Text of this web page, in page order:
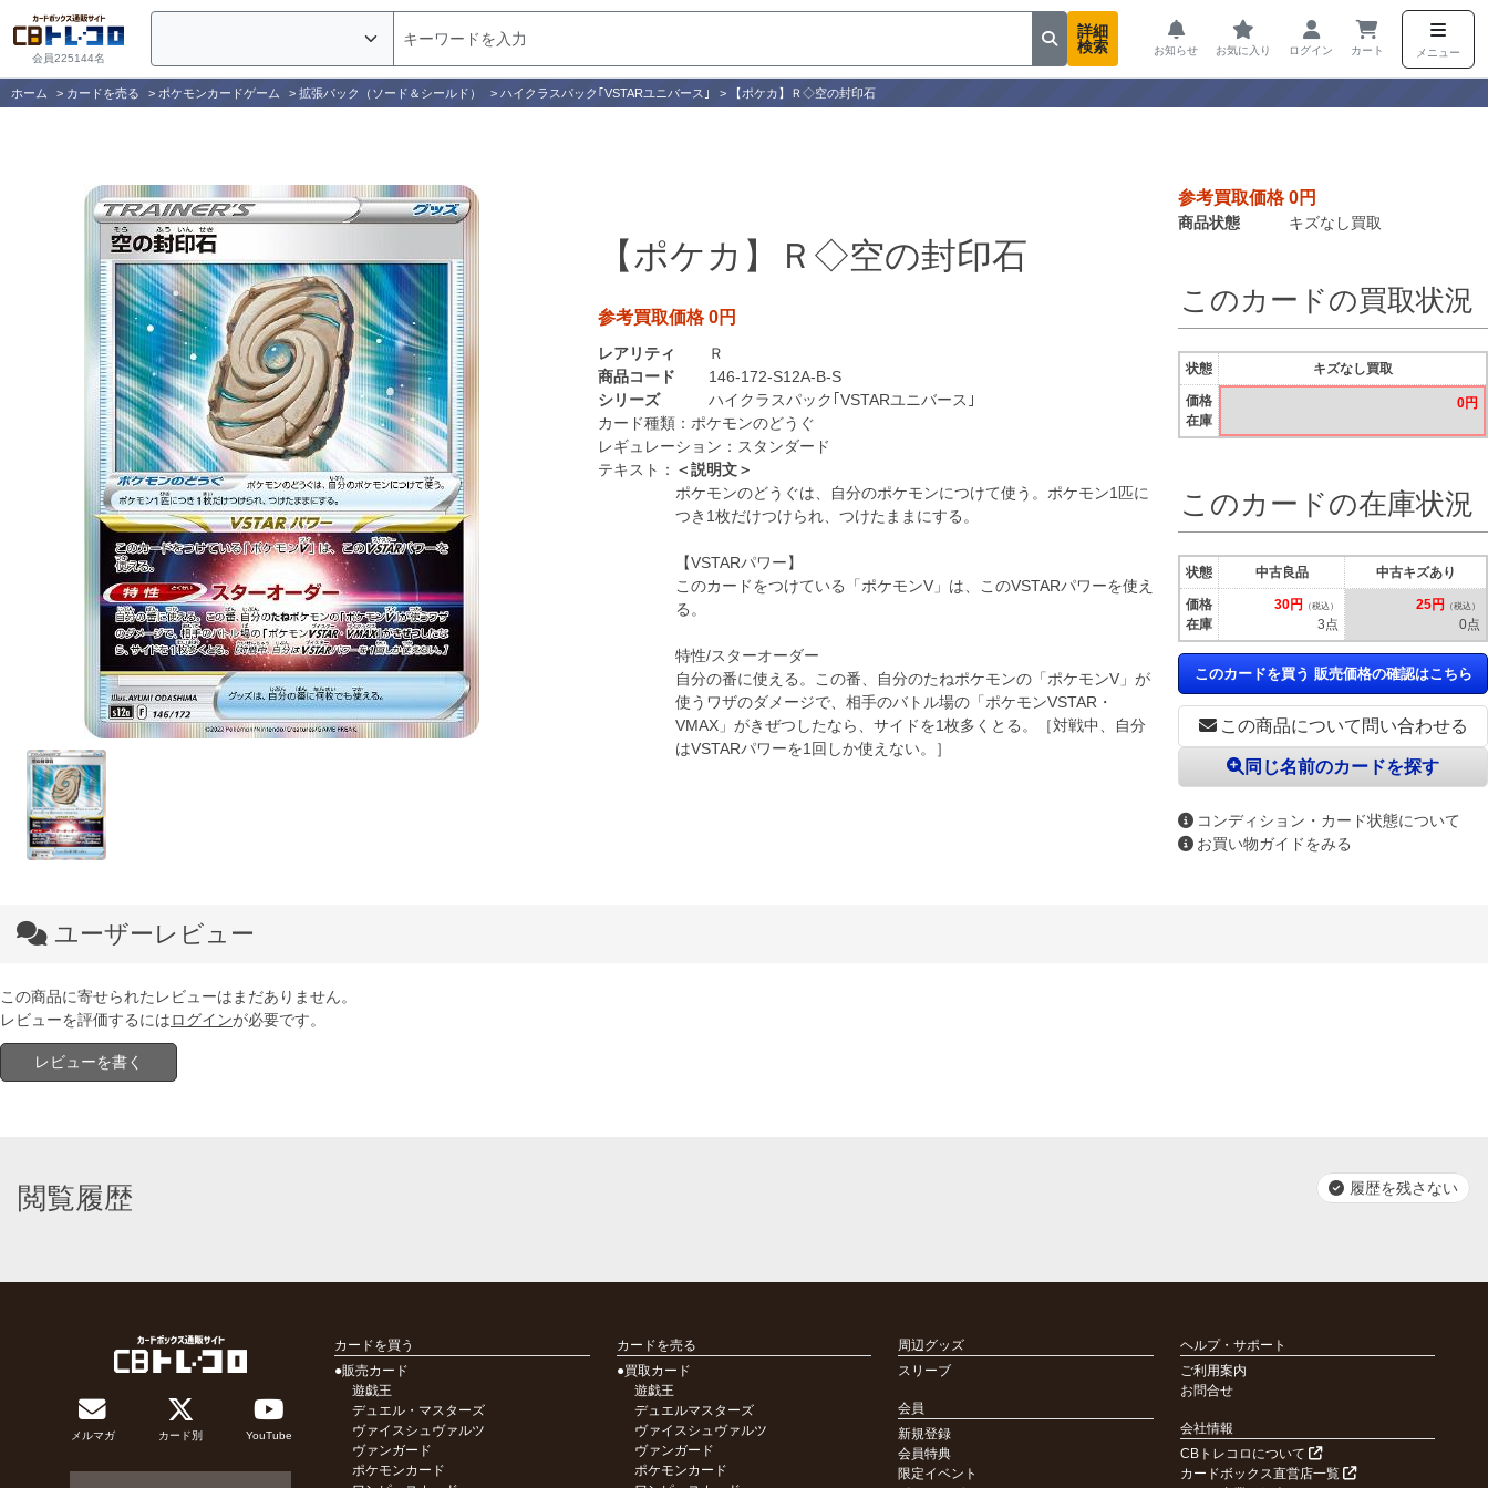
会員225144名
詳細
検索
お知らせ お気に入り ログイン カート メニュー
ホーム > カードを売る > ポケモンカードゲーム > 拡張パック（ソード＆シールド） > ハイクラスパック｢VSTARユニバース｣ > 【ポケカ】Ｒ◇空の封印石
【ポケカ】Ｒ◇空の封印石
参考買取価格 0円
レアリティ
Ｒ
商品コード
146-172-S12A-B-S
シリーズ
ハイクラスパック｢VSTARユニバース｣
カード種類： ポケモンのどうぐ
レギュレーション： スタンダード
テキスト： ＜説明文＞
ポケモンのどうぐは、自分のポケモンにつけて使う。ポケモン1匹に
つき1枚だけつけられ、つけたままにする。
【VSTARパワー】
このカードをつけている「ポケモンV」は、このVSTARパワーを使え
る。
特性/スターオーダー
自分の番に使える。この番、自分のたねポケモンの「ポケモンV」が
使うワザのダメージで、相手のバトル場の「ポケモンVSTAR・
VMAX」がきぜつしたなら、サイドを1枚多くとる。［対戦中、自分
はVSTARパワーを1回しか使えない。］
参考買取価格 0円
商品状態 キズなし買取
この商品について問い合わせる
同じ名前のカードを探す
コンディション・カード状態について
お買い物ガイドをみる
このカードの買取状況
状態
価格
在庫
キズなし買取
0円
このカードの在庫状況
状態
価格
在庫
中古良品
30円 （税込）
3点
中古キズあり
25円 （税込）
0点
このカードを買う 販売価格の確認はこちら
ユーザーレビュー
この商品に寄せられたレビューはまだありません。
レビューを評価するにはログインが必要です。
レビューを書く
閲覧履歴 履歴を残さない
メルマガ カード別 YouTube
カードを買う
●販売カード
遊戯王
デュエル・マスターズ
ヴァイスシュヴァルツ
ヴァンガード
ポケモンカード
カードを売る
●買取カード
遊戯王
デュエルマスターズ
ヴァイスシュヴァルツ
ヴァンガード
ポケモンカード
周辺グッズ
スリーブ
会員
新規登録
会員特典
限定イベント
ヘルプ・サポート
ご利用案内
お問合せ
会社情報
CBトレコロについて
カードボックス直営店一覧